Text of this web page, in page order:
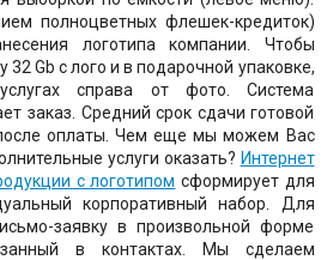
полноцветных флешек-кредиток)
логотипа компании. Чтобы
Gb с лого и в подарочной упаковке,
справа от фото. Система
заказ. Средний срок сдачи готовой
оплаты. Чем еще мы можем Вас
услуги оказать? Интернет
с логотипом сформирует для
корпоративный набор. Для
заявку в произвольной форме
в контактах. Мы сделаем